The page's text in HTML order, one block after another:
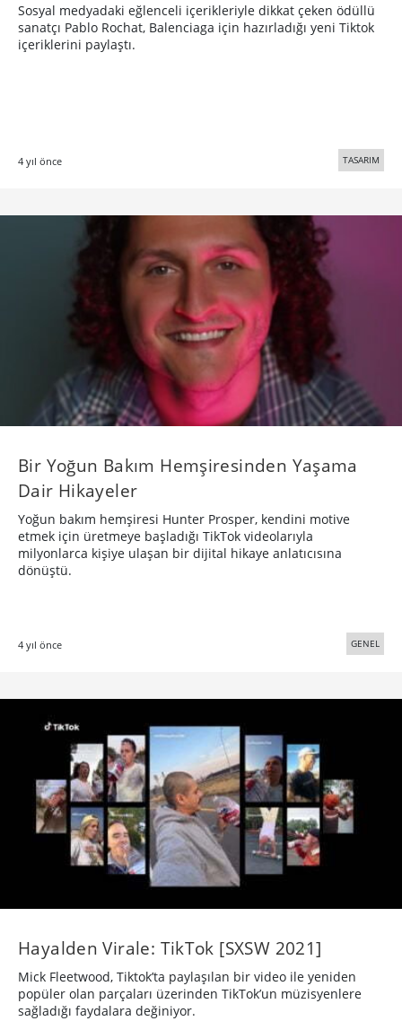
Sosyal medyadaki eğlenceli içerikleriyle dikkat çeken ödüllü
sanatçı Pablo Rochat, Balenciaga için hazırladığı yeni Tiktok
içeriklerini paylaştı.
4 yıl önce TASARIM
Bir Yoğun Bakım Hemşiresinden Yaşama
Dair Hikayeler
Yoğun bakım hemşiresi Hunter Prosper, kendini motive
etmek için üretmeye başladığı TikTok videolarıyla
milyonlarca kişiye ulaşan bir dijital hikaye anlatıcısına
dönüştü.
4 yıl önce GENEL
Hayalden Virale: TikTok [SXSW 2021]
Mick Fleetwood, Tiktok’ta paylaşılan bir video ile yeniden
popüler olan parçaları üzerinden TikTok’un müzisyenlere
sağladığı faydalara değiniyor.